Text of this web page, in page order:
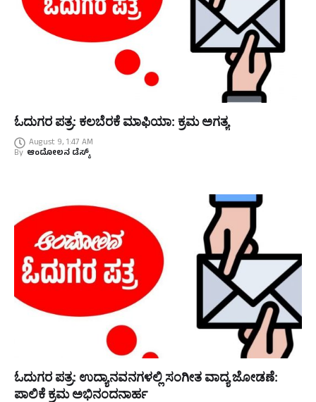
ಓದುಗರ ಪತ್ರ: ಕಲಬೆರಕೆ ಮಾಫಿಯಾ: ಕ್ರಮ ಅಗತ್ಯ
August 9, 1:47 AM
By ಆಂದೋಲನ ಡೆಸ್ಕ್
ಓದುಗರ ಪತ್ರ: ಉದ್ಯಾನವನಗಳಲ್ಲಿ ಸಂಗೀತ ವಾದ್ಯ ಜೋಡಣೆ:
ಪಾಲಿಕೆ ಕ್ರಮ ಅಭಿನಂದನಾರ್ಹ